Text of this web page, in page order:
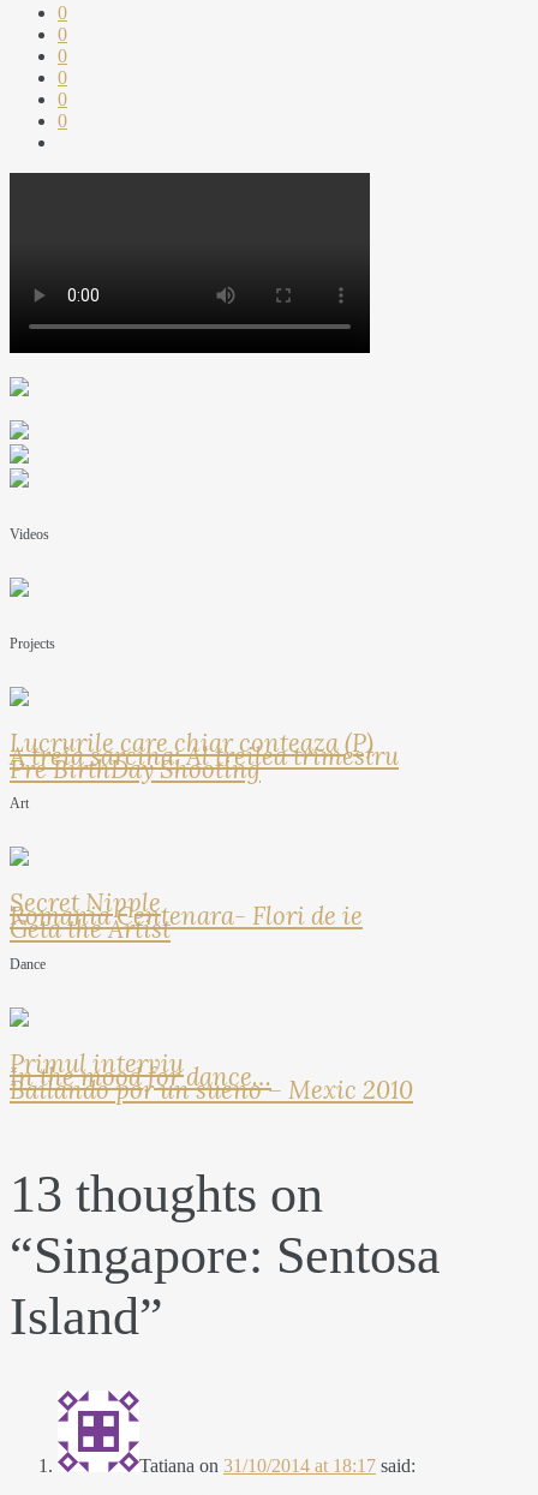
0
0
0
0
0
0
Videos
Projects
Lucrurile care chiar conteaza (P)
A treia sarcina: Al treilea trimestru
Pre BirthDay Shooting
Art
Secret Nipple
Romania Centenara- Flori de ie
Geta the Artist
Dance
Primul interviu
In the mood for dance…
Bailando por un sueno – Mexic 2010
13 thoughts on
“Singapore: Sentosa
Island”
Tatiana on 31/10/2014 at 18:17 said: